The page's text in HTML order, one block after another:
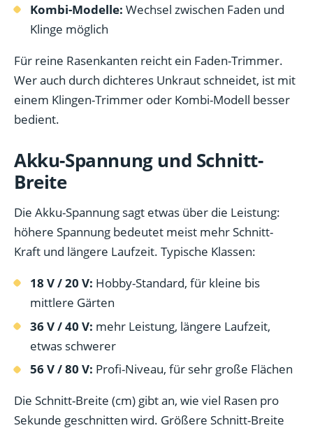
Kombi-Modelle: Wechsel zwischen Faden und
Klinge möglich
Für reine Rasenkanten reicht ein Faden-Trimmer.
Wer auch durch dichteres Unkraut schneidet, ist mit
einem Klingen-Trimmer oder Kombi-Modell besser
bedient.
Akku-Spannung und Schnitt-
Breite
Die Akku-Spannung sagt etwas über die Leistung:
höhere Spannung bedeutet meist mehr Schnitt-
Kraft und längere Laufzeit. Typische Klassen:
18 V / 20 V: Hobby-Standard, für kleine bis
mittlere Gärten
36 V / 40 V: mehr Leistung, längere Laufzeit,
etwas schwerer
56 V / 80 V: Profi-Niveau, für sehr große Flächen
Die Schnitt-Breite (cm) gibt an, wie viel Rasen pro
Sekunde geschnitten wird. Größere Schnitt-Breite